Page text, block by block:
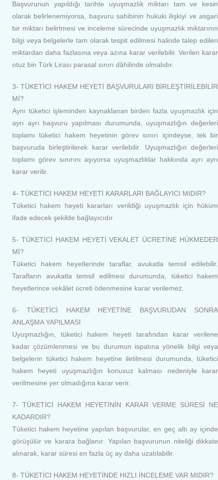
Başvurunun yapıldığı tarihte uyuşmazlık miktarı tam ve kesin
olarak belirlenemiyorsa, başvuru sahibinin hukuki ilişkiyi ve asgari
bir miktarı belirtmesi ve inceleme sürecinde uyuşmazlık miktarının
bilgi veya belgelerle tam olarak tespit edilmesi halinde talep edilen
miktardan daha fazlasına veya azına karar verilebilir. Verilen karar
otuz bin Türk Lirası parasal sınırı dâhilinde olmalıdır.
3- TÜKETİCİ HAKEM HEYETİ BAŞVURULARI BİRLEŞTİRİLEBİLİR
Mİ?
Aynı tüketici işleminden kaynaklanan birden fazla uyuşmazlık için
ayrı ayrı başvuru yapılması durumunda, uyuşmazlığın değerleri
toplamı tüketici hakem heyetinin görev sınırı içindeyse, tek bir
başvuruda birleştirilerek karar verilebilir. Uyuşmazlığın değerleri
toplamı görev sınırını aşıyorsa uyuşmazlıklar hakkında ayrı ayrı
karar verilir.
4- TÜKETİCİ HAKEM HEYETİ KARARLARI BAĞLAYICI MIDIR?
Tüketici hakem heyeti kararları verildiği uyuşmazlık için hüküm
ifade edecek şekilde bağlayıcıdır.
5- TÜKETİCİ HAKEM HEYETİ VEKALET ÜCRETİNE HÜKMEDER
Mİ?
Tüketici hakem heyetlerinde taraflar, avukatla temsil edilebilir.
Tarafların avukatla temsil edilmesi durumunda, tüketici hakem
heyetlerince vekâlet ücreti ödenmesine karar verilemez.
6- TÜKETİCİ HAKEM HEYETİNE BAŞVURUDAN SONRA
ANLAŞMA YAPILMASI
Uyuşmazlığın, tüketici hakem heyeti tarafından karar verilene
kadar çözümlenmesi ve bu durumun ispatına yönelik bilgi veya
belgelerin tüketici hakem heyetine iletilmesi durumunda, tüketici
hakem heyeti uyuşmazlığın konusuz kalması nedeniyle karar
verilmesine yer olmadığına karar verir.
7- TÜKETİCİ HAKEM HEYETİNİN KARAR VERME SÜRESİ NE
KADARDIR?
Tüketici hakem heyetine yapılan başvurular, en geç altı ay içinde
görüşülür ve karara bağlanır. Yapılan başvurunun niteliği dikkate
alınarak, karar süresi en fazla üç ay daha uzatılabilir.
8- TÜKETİCİ HAKEM HEYETİNDE HIZLI İNCELEME VAR MIDIR?